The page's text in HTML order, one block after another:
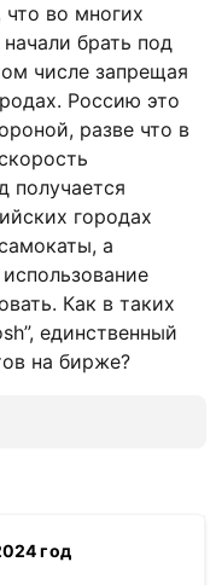
во многих
брать под
числе запрещая
Россию это
разве что в
получается
городах
а
Как в таких
единственный
на бирже?
год